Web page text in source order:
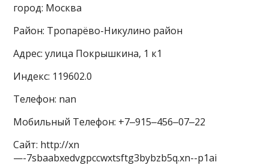
город: Москва
Район: Тропарёво-Никулино район
Адрес: улица Покрышкина, 1 к1
Индекс: 119602.0
Телефон: nan
Мобильный Телефон: +7‒915‒456‒07‒22
Сайт: http://xn
—-7sbaabxedvgpccwxtsftg3bybzb5q.xn--p1ai